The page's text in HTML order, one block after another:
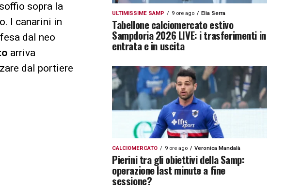
sopra la
I canarini in
dal neo
arriva
dal portiere
ULTIMISSIME SAMP 9 ore ago Elia Serra
Tabellone calciomercato estivo
Sampdoria 2026 LIVE: i trasferimenti in
entrata e in uscita
CALCIOMERCATO 9 ore ago Veronica Mandalà
Pierini tra gli obiettivi della Samp:
operazione last minute a fine
sessione?